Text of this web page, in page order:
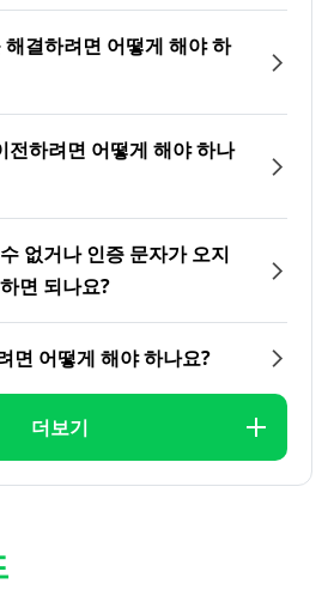
결하려면 어떻게 해야 하
전하려면 어떻게 해야 하나
없거나 인증 문자가 오지
면 되나요?
면 어떻게 해야 하나요?
더보기